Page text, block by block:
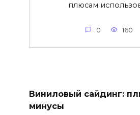
плюсам
0 160
Виниловый сайдинг:
минусы